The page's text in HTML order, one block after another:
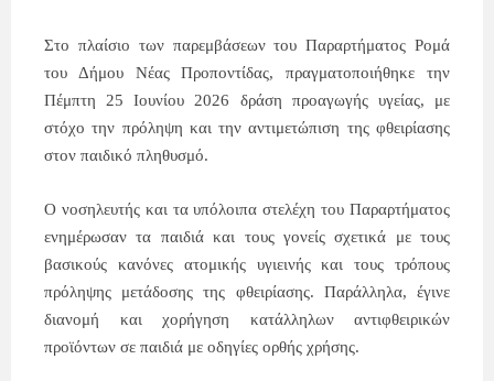
Στο πλαίσιο των παρεμβάσεων του Παραρτήματος Ρομά
του Δήμου Νέας Προποντίδας, πραγματοποιήθηκε την
Πέμπτη
25 Ιουνίου 2026 δράση προαγωγής υγείας, με
στόχο την πρόληψη και την αντιμετώπιση της φθειρίασης
στον παιδικό πληθυσμό.
Ο νοσηλευτής και τα υπόλοιπα στελέχη του Παραρτήματος
ενημέρωσαν τα παιδιά και τους γονείς σχετικά με τους
βασικούς κανόνες ατομικής υγιεινής και τους τρόπους
πρόληψης μετάδοσης της φθειρίασης. Παράλληλα, έγινε
διανομή και χορήγηση κατάλληλων αντιφθειρικών
προϊόντων σε παιδιά με οδηγίες ορθής χρήσης.